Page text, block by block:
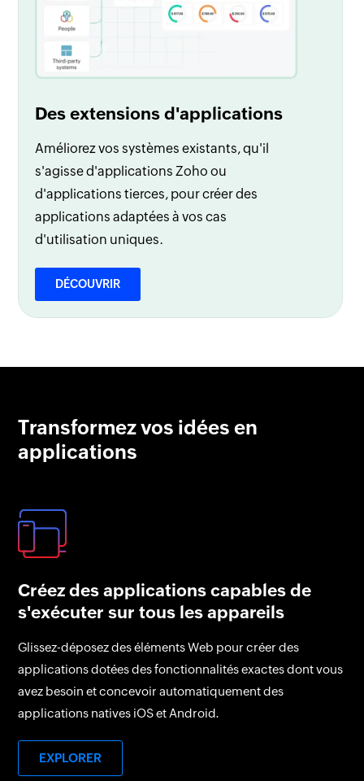
Des extensions d'applications
Améliorez vos systèmes existants, qu'il
s'agisse d'applications Zoho ou
d'applications tierces, pour créer des
applications adaptées à vos cas
d'utilisation uniques.
DÉCOUVRIR
Transformez vos idées en
applications
Créez des applications capables de
s'exécuter sur tous les appareils
Glissez-déposez des éléments Web pour créer des
applications dotées des fonctionnalités exactes dont vous
avez besoin et concevoir automatiquement des
applications natives iOS et Android.
EXPLORER